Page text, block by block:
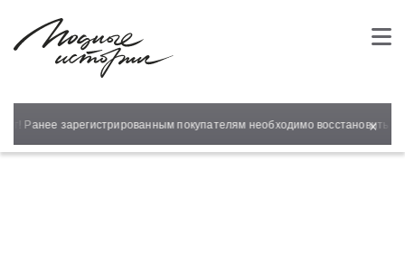
Ранее зарегистрированным покупателям необходимо восстановить
×